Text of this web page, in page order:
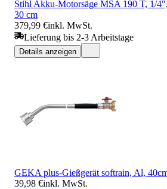
Stihl Akku-Motorsäge MSA 190 T, 1/
30 cm
379,99 €inkl. MwSt.
Lieferung bis 2-3 Arbeitstage
Details anzeigen
GEKA plus-Gießgerät softrain, Al,
39,98 €inkl. MwSt.